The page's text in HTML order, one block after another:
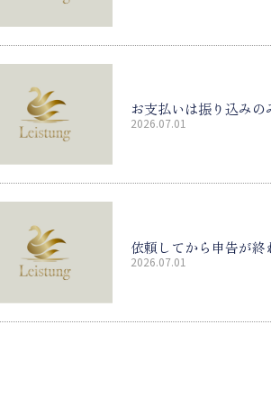
お支払いは振り込みの
2026.07.01
依頼してから申告が
2026.07.01